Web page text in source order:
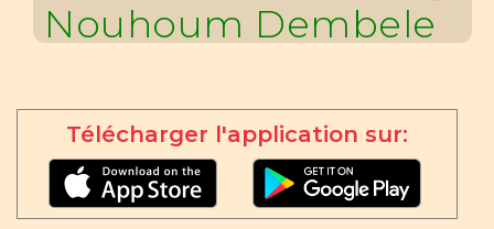
Nouhoum Dembele
Télécharger l'application sur: